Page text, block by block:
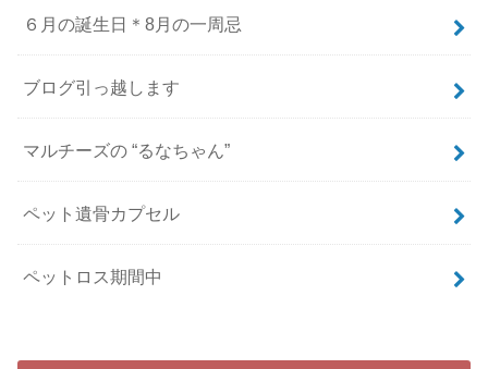
６月の誕生日＊8月の一周忌
ブログ引っ越します
マルチーズの “るなちゃん”
ペット遺骨カプセル
ペットロス期間中